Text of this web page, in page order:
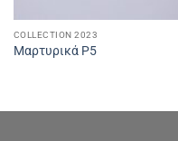
COLLECTION 2023
Μαρτυρικά P5